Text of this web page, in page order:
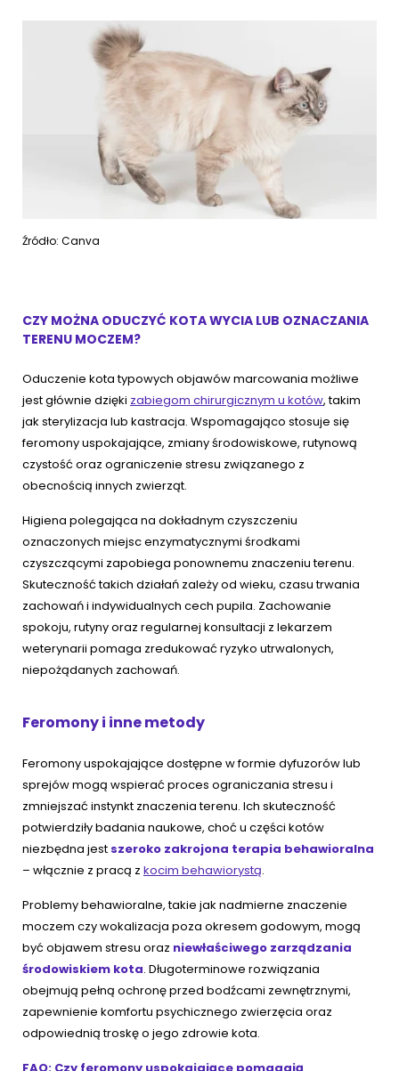
Źródło: Canva
CZY MOŻNA ODUCZYĆ KOTA WYCIA LUB OZNACZANIA
TERENU MOCZEM?
Oduczenie kota typowych objawów marcowania możliwe
jest głównie dzięki zabiegom chirurgicznym u kotów, takim
jak sterylizacja lub kastracja. Wspomagająco stosuje się
feromony uspokajające, zmiany środowiskowe, rutynową
czystość oraz ograniczenie stresu związanego z
obecnością innych zwierząt.
Higiena polegająca na dokładnym czyszczeniu
oznaczonych miejsc enzymatycznymi środkami
czyszczącymi zapobiega ponownemu znaczeniu terenu.
Skuteczność takich działań zależy od wieku, czasu trwania
zachowań i indywidualnych cech pupila. Zachowanie
spokoju, rutyny oraz regularnej konsultacji z lekarzem
weterynarii pomaga zredukować ryzyko utrwalonych,
niepożądanych zachowań.
Feromony i inne metody
Feromony uspokajające dostępne w formie dyfuzorów lub
sprejów mogą wspierać proces ograniczania stresu i
zmniejszać instynkt znaczenia terenu. Ich skuteczność
potwierdziły badania naukowe, choć u części kotów
niezbędna jest szeroko zakrojona terapia behawioralna
– włącznie z pracą z kocim behawiorystą.
Problemy behawioralne, takie jak nadmierne znaczenie
moczem czy wokalizacja poza okresem godowym, mogą
być objawem stresu oraz niewłaściwego zarządzania
środowiskiem kota. Długoterminowe rozwiązania
obejmują pełną ochronę przed bodźcami zewnętrznymi,
zapewnienie komfortu psychicznego zwierzęcia oraz
odpowiednią troskę o jego zdrowie kota.